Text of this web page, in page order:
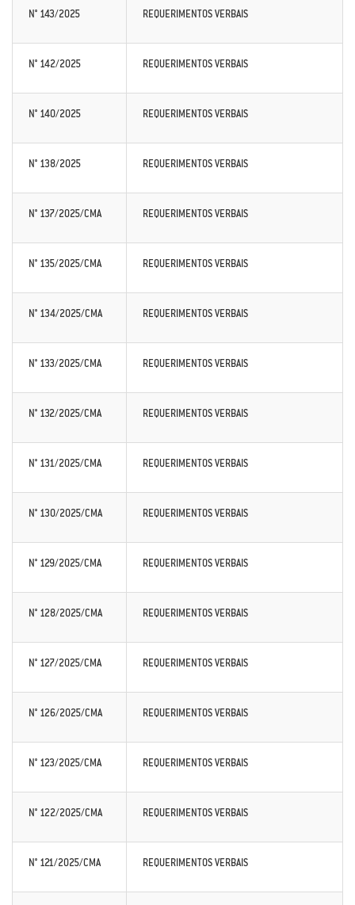
N° 143/2025 REQUERIMENTOS VERBAIS
N° 142/2025 REQUERIMENTOS VERBAIS
N° 140/2025 REQUERIMENTOS VERBAIS
N° 138/2025 REQUERIMENTOS VERBAIS
N° 137/2025/CMA REQUERIMENTOS VERBAIS
N° 135/2025/CMA REQUERIMENTOS VERBAIS
N° 134/2025/CMA REQUERIMENTOS VERBAIS
N° 133/2025/CMA REQUERIMENTOS VERBAIS
N° 132/2025/CMA REQUERIMENTOS VERBAIS
N° 131/2025/CMA REQUERIMENTOS VERBAIS
N° 130/2025/CMA REQUERIMENTOS VERBAIS
N° 129/2025/CMA REQUERIMENTOS VERBAIS
N° 128/2025/CMA REQUERIMENTOS VERBAIS
N° 127/2025/CMA REQUERIMENTOS VERBAIS
N° 126/2025/CMA REQUERIMENTOS VERBAIS
N° 123/2025/CMA REQUERIMENTOS VERBAIS
N° 122/2025/CMA REQUERIMENTOS VERBAIS
N° 121/2025/CMA REQUERIMENTOS VERBAIS